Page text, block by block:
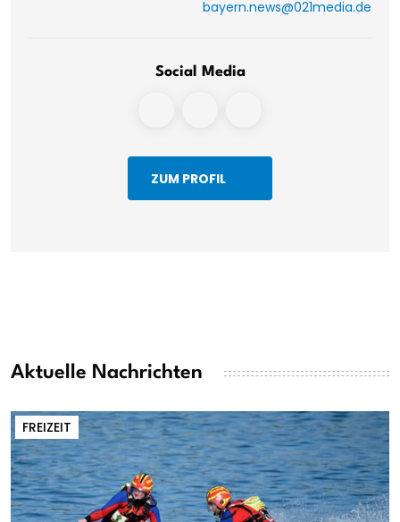
bayern.news@021media.de
Social Media
ZUM PROFIL
Aktuelle Nachrichten
FREIZEIT